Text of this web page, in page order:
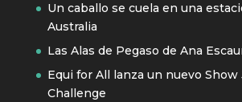
Un caballo se cuela en una
Australia
Las Alas de Pegaso de Ana
Equi for All lanza un nuevo Show
Challenge